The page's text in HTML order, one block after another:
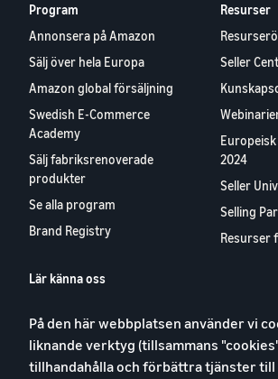
Program
Annonsera på Amazon
Sälj över hela Europa
Amazon global försäljning
Swedish E-Commerce
Academy
Sälj fabriksrenoverade
produkter
Se alla program
Brand Registry
Resurser
Seller
2024
Seller
Selling
Resurser
Lär känna oss
Karriärer
På den här webbplatsen använder vi
liknande verktyg (tillsammans
tillhandahålla och förbättra tjänster